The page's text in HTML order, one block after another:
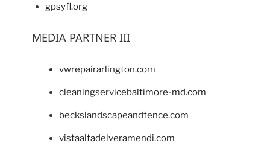
gpsyfl.org
MEDIA PARTNER III
vwrepairarlington.com
cleaningservicebaltimore-md.com
beckslandscapeandfence.com
vistaaltadelveramendi.com